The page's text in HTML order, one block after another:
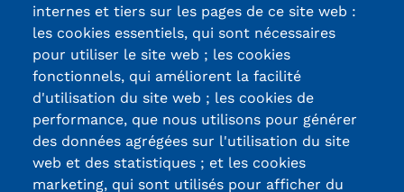
Certifications /
Labels qualité
internes et tiers sur les pages de ce site web :
les cookies essentiels, qui sont nécessaires
pour utiliser le site web ; les cookies
fonctionnels, qui améliorent la facilité
d'utilisation du site web ; les cookies de
performance, que nous utilisons pour générer
des données agrégées sur l'utilisation du site
web et des statistiques ; et les cookies
marketing, qui sont utilisés pour afficher du